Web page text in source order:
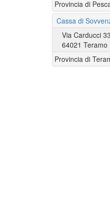
Provincia di
Cassa di
Via Carducci 33
64021 Teramo
Provincia di